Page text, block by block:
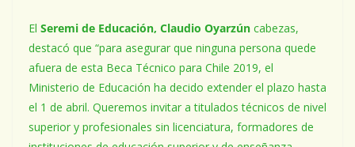
El Seremi de Educación, Claudio Oyarzún cabezas,
destacó que “para asegurar que ninguna persona quede
afuera de esta Beca Técnico para Chile 2019, el
Ministerio de Educación ha decido extender el plazo hasta
el 1 de abril. Queremos invitar a titulados técnicos de nivel
superior y profesionales sin licenciatura, formadores de